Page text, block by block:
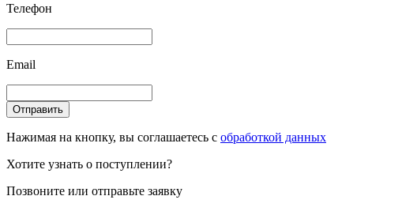
Телефон
Email
Отправить
Нажимая на кнопку, вы соглашаетесь с обработкой данных
Хотите узнать о поступлении?
Позвоните или отправьте заявку